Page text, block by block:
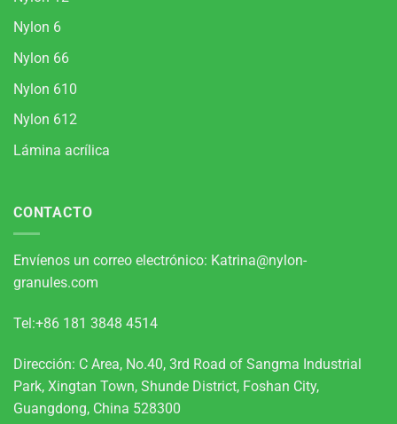
Nylon 6
Nylon 66
Nylon 610
Nylon 612
Lámina acrílica
CONTACTO
Envíenos un correo electrónico: Katrina@nylon-
granules.com
Tel:+86 181 3848 4514
Dirección: C Area, No.40, 3rd Road of Sangma Industrial
Park, Xingtan Town, Shunde District, Foshan City,
Guangdong, China 528300